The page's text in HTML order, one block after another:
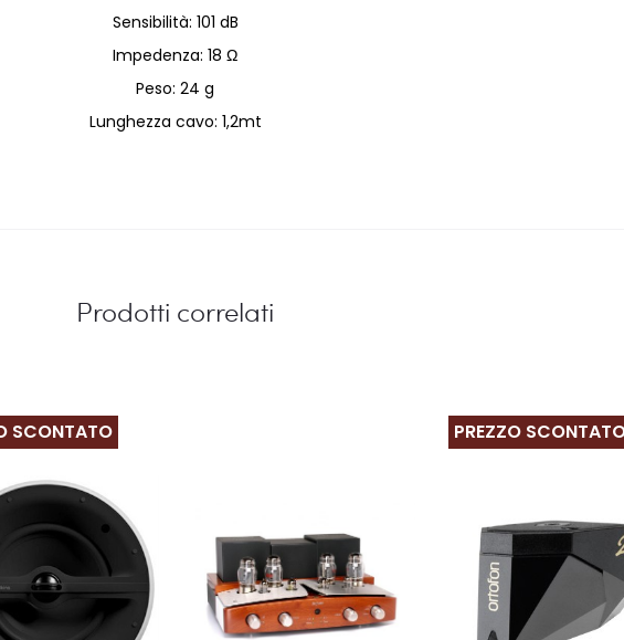
Sensibilità: 101 dB
Impedenza: 18 Ω
Peso: 24 g
Lunghezza cavo: 1,2mt
Prodotti correlati
SCONTATO PREZZO